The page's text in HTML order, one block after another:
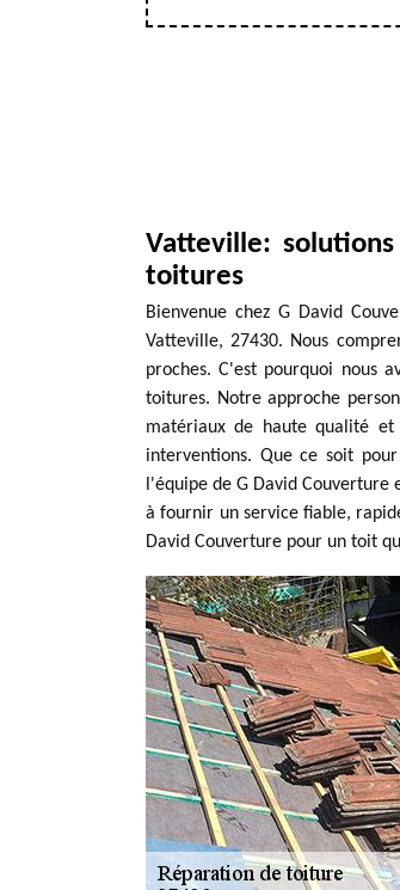
Vatteville:
toitures
Bienvenue chez G David
Vatteville, 27430. Nous
proches. C'est pourquoi nous
toitures. Notre approche
matériaux de haute qualité
interventions. Que ce soit
l'équipe de G David
à fournir un service fiable,
David Couverture pour un toit